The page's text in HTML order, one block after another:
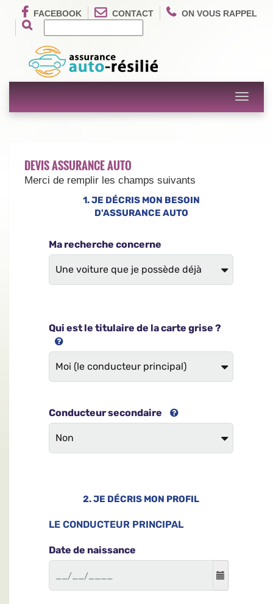
FACEBOOK CONTACT ON VOUS RAPPEL
Toggle
DEVIS ASSURANCE AUTO
Merci de remplir les champs suivants